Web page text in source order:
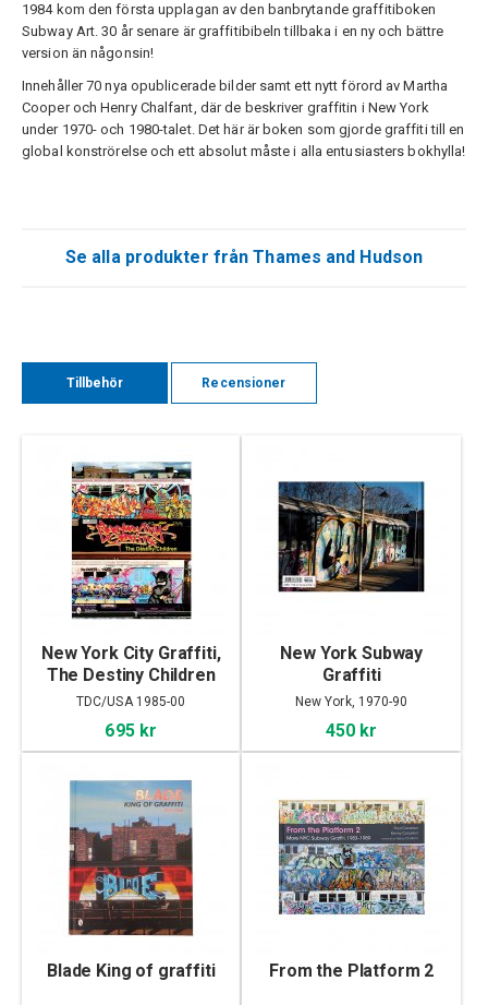
1984 kom den första upplagan av den banbrytande graffitiboken
Subway Art. 30 år senare är graffitibibeln tillbaka i en ny och bättre
version än någonsin!
Innehåller 70 nya opublicerade bilder samt ett nytt förord av Martha
Cooper och Henry Chalfant, där de beskriver graffitin i New York
under 1970- och 1980-talet. Det här är boken som gjorde graffiti till en
global konströrelse och ett absolut måste i alla entusiasters bokhylla!
Se alla produkter från Thames and Hudson
Tillbehör Recensioner
New York City Graffiti,
The Destiny Children
TDC/USA 1985-00
695 kr
New York Subway
Graffiti
New York, 1970-90
450 kr
Blade King of graffiti From the Platform 2